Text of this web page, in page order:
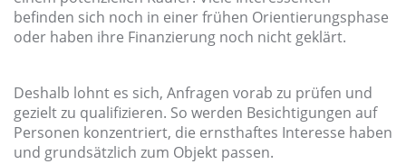
befinden sich noch in einer frühen Orientierungsphase
oder haben ihre Finanzierung noch nicht geklärt.
Deshalb lohnt es sich, Anfragen vorab zu prüfen und
gezielt zu qualifizieren. So werden Besichtigungen auf
Personen konzentriert, die ernsthaftes Interesse haben
und grundsätzlich zum Objekt passen.